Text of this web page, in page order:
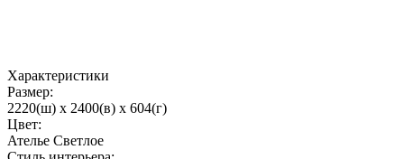
Характеристики
Размер:
2220(ш) x 2400(в) x 604(г)
Цвет:
Ателье Светлое